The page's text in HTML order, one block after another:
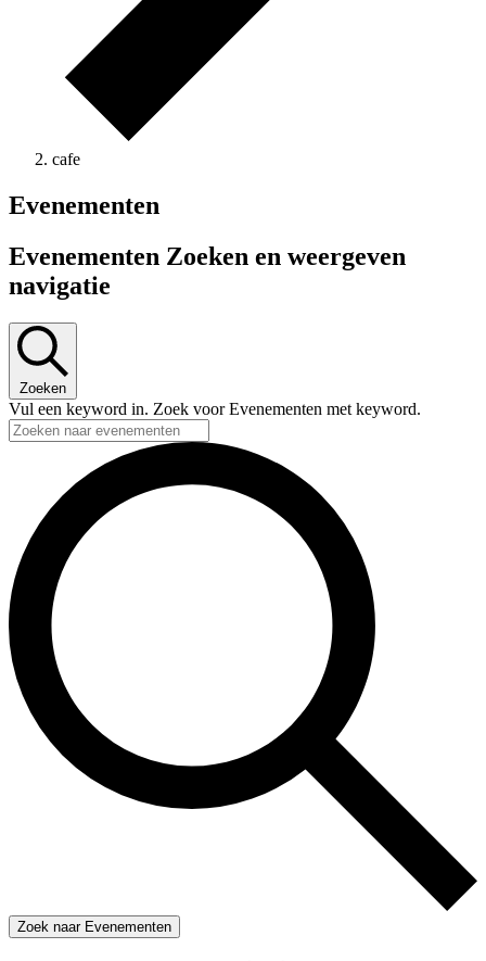
cafe
Evenementen
Evenementen Zoeken en weergeven
navigatie
Zoeken
Vul een keyword in. Zoek voor Evenementen met keyword.
Zoek naar Evenementen